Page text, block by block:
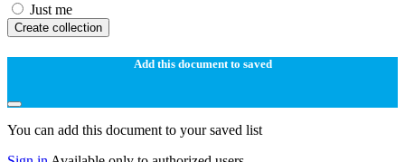
Just me
Create collection
Add this document to saved
You can add this document to your saved list